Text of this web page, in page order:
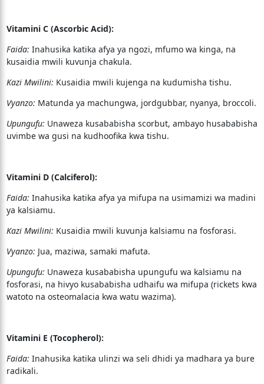
Vitamini C (Ascorbic Acid):
Faida: Inahusika katika afya ya ngozi, mfumo wa kinga, na
kusaidia mwili kuvunja chakula.
Kazi Mwilini: Kusaidia mwili kujenga na kudumisha tishu.
Vyanzo: Matunda ya machungwa, jordgubbar, nyanya, broccoli.
Upungufu: Unaweza kusababisha scorbut, ambayo husababisha
uvimbe wa gusi na kudhoofika kwa tishu.
Vitamini D (Calciferol):
Faida: Inahusika katika afya ya mifupa na usimamizi wa madini
ya kalsiamu.
Kazi Mwilini: Kusaidia mwili kuvunja kalsiamu na fosforasi.
Vyanzo: Jua, maziwa, samaki mafuta.
Upungufu: Unaweza kusababisha upungufu wa kalsiamu na
fosforasi, na hivyo kusababisha udhaifu wa mifupa (rickets kwa
watoto na osteomalacia kwa watu wazima).
Vitamini E (Tocopherol):
Faida: Inahusika katika ulinzi wa seli dhidi ya madhara ya bure
radikali.